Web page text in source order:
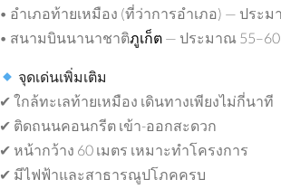
• อำเภอท้ายเหมือง (ที่ว่าการอำเภอ) — ประม
• สนามบินนานาชาติภูเก็ต — ประมาณ
จุดเด่นเพิ่มเติม
✔ ใกล้ทะเลท้ายเหมือง เดินทางเพียงไม่กี่นาที
✔ ติดถนนคอนกรีต เข้า-ออกสะดวก
✔ หน้ากว้าง 60 เมตร เหมาะทำโครงการ
✔ มีไฟฟ้าและสาธารณูปโภคครบ